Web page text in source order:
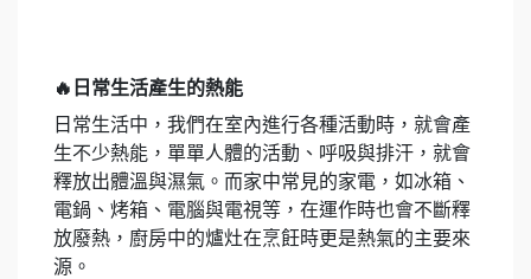
🔥日常生活產生的熱能
日常生活中，我們在室內進行各種活動時，就會產
生不少熱能，單單人體的活動、呼吸與排汗，就會
釋放出體溫與濕氣。而家中常見的家電，如冰箱、
電鍋、烤箱、電腦與電視等，在運作時也會不斷釋
放廢熱，廚房中的爐灶在烹飪時更是熱氣的主要來
源。